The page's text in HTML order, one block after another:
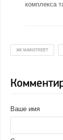
комплекса
ЖК MAINSTREET
Ваше имя